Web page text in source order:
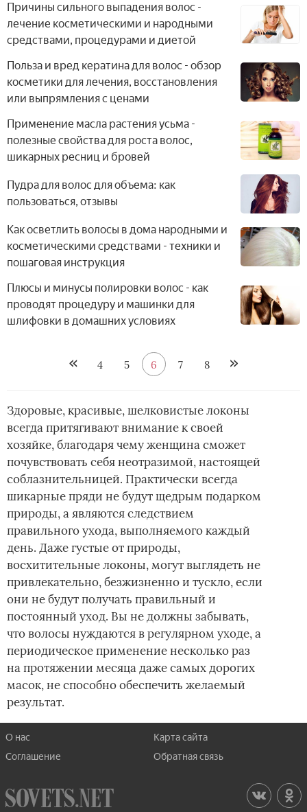
Причины сильного выпадения волос -
лечение косметическими и народными
средствами, процедурами и диетой
Польза и вред кератина для волос - обзор
косметики для лечения, восстановления
или выпрямления с ценами
Применение масла растения усьма -
полезные свойства для роста волос,
шикарных ресниц и бровей
Пудра для волос для объема: как
пользоваться, отзывы
Как осветлить волосы в дома народными и
косметическими средствами - техники и
пошаговая инструкция
Плюсы и минусы полировки волос - как
проводят процедуру и машинки для
шлифовки в домашних условиях
4 5 6 7 8
Здоровые, красивые, шелковистые локоны
всегда притягивают внимание к своей
хозяйке, благодаря чему женщина сможет
почувствовать себя неотразимой, настоящей
соблазнительницей. Практически всегда
шикарные пряди не будут щедрым подарком
природы, а являются следствием
правильного ухода, выполняемого каждый
день. Даже густые от природы,
восхитительные локоны, могут выглядеть не
привлекательно, безжизненно и тускло, если
они не будут получать правильный и
постоянный уход. Вы не должны забывать,
что волосы нуждаются в регулярном уходе, а
периодическое применение несколько раз
на протяжении месяца даже самых дорогих
масок, не способно обеспечить желаемый
результат.
О нас
Карта сайта
Соглашение
Обратная связь